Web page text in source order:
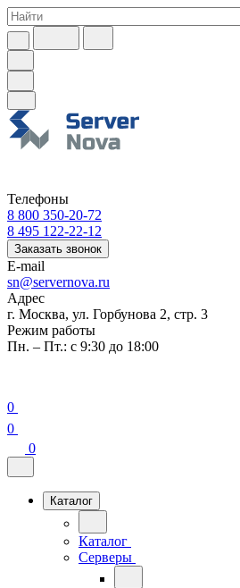
Телефоны
8 800 350-20-72
8 495 122-22-12
Заказать звонок
E-mail
sn@servernova.ru
Адрес
г. Москва, ул. Горбунова 2, стр. 3
Режим работы
Пн. – Пт.: с 9:30 до 18:00
0
0
0
Каталог
Каталог
Серверы